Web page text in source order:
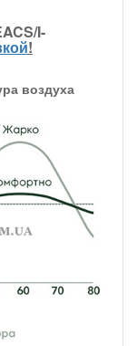
I-
!
воздуха